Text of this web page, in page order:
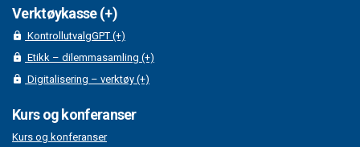
Verktøykasse (+)
KontrollutvalgGPT (+)
Etikk – dilemmasamling (+)
Digitalisering – verktøy (+)
Kurs og konferanser
Kurs og konferanser